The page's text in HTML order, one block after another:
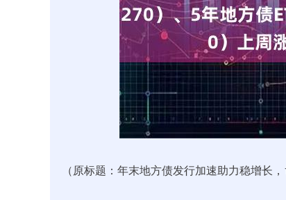
（原标题：年末地方债发行加速助力稳增长
上证指数 3940.04 39.68